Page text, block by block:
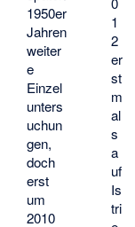
1
2
er
st
m
al
s
a
uf
Is
tri
1950er
Jahren
weiter
e
Einzel
unters
uchun
gen,
doch
erst
um
2010